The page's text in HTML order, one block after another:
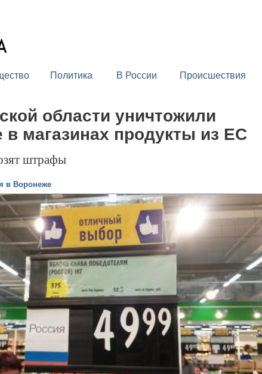
Политика В России Происшествия
области уничтожили
в магазинах продукты из ЕС
штрафы
в Воронеже